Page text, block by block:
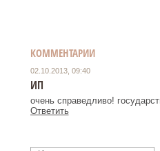
КОММЕНТАРИИ
02.10.2013, 09:40
ИП
очень справедливо!
Ответить